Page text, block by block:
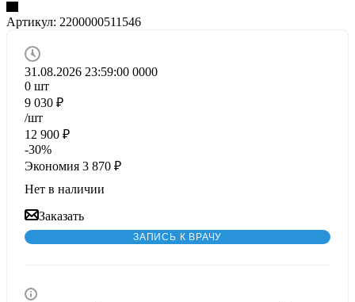
Артикул: 2200000511546
31.08.2026 23:59:00 0000
0 шт
9 030 ₽
/шт
12 900 ₽
-30%
Экономия 3 870 ₽
Нет в наличии
Заказать
ЗАПИСЬ К ВРАЧУ